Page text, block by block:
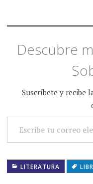
Descubre
Suscríbete y recibe
ESCRIBE TU CORREO ELECTRÓNICO…
LITERATURA